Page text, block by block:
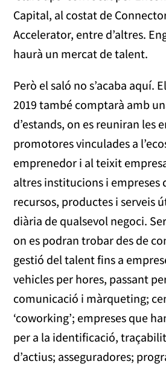
Capital, al costat de
Accelerator, entre d’altres.
haurà un mercat de talent.
Però el saló no s’acaba aquí.
2019 també comptarà amb
d’estands, on es reuniran les
promotores vinculades a
emprenedor i al teixit
altres institucions i empreses
recursos, productes i serveis
diària de qualsevol negoci.
on es podran trobar des de
gestió del talent fins a
vehicles per hores, passant
comunicació i màrqueting;
‘coworking’; empreses que
per a la identificació,
d’actius; asseguradores;